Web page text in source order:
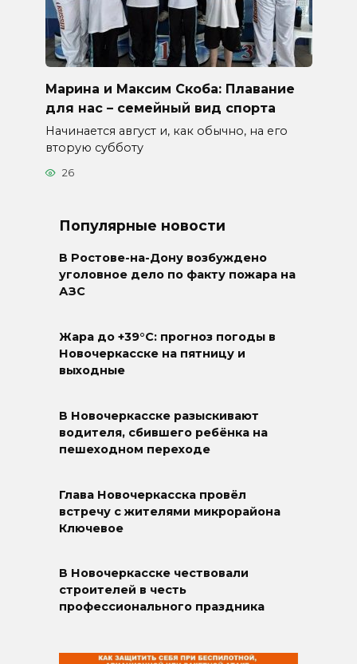
Марина и Максим Скоба: Плавание
для нас – семейный вид спорта
Начинается август и, как обычно, на его
вторую субботу
26
Популярные новости
В Ростове-на-Дону возбуждено
уголовное дело по факту пожара на
АЗС
Жара до +39°C: прогноз погоды в
Новочеркасске на пятницу и
выходные
В Новочеркасске разыскивают
водителя, сбившего ребёнка на
пешеходном переходе
Глава Новочеркасска провёл
встречу с жителями микрорайона
Ключевое
В Новочеркасске чествовали
строителей в честь
профессионального праздника